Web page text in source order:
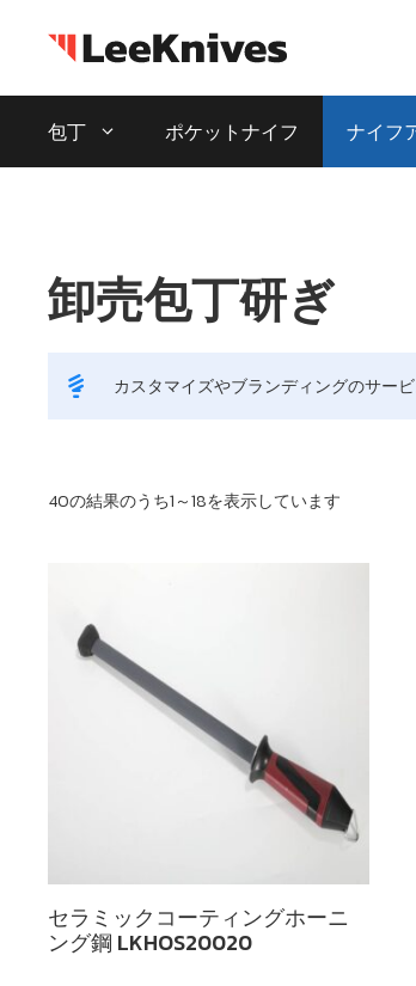
に
包丁 ポケットナイフ ナイフ
卸売包丁研ぎ
カスタマイズやブランディングのサー
40の結果のうち1～18を表示しています
セラミックコーティングホーニ
ング鋼 LKHOS20020